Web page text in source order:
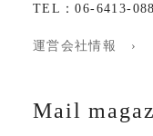
TEL：06-6413-
運営会社情報 ›
Mail